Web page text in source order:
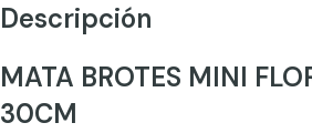
Descripción
MATA BROTES MINI
30CM